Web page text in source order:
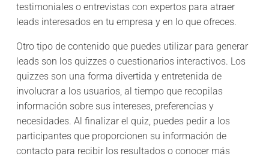
testimoniales o entrevistas con expertos para atraer
leads interesados en tu empresa y en lo que ofreces.
Otro tipo de contenido que puedes utilizar para generar
leads son los quizzes o cuestionarios interactivos. Los
quizzes son una forma divertida y entretenida de
involucrar a los usuarios, al tiempo que recopilas
información sobre sus intereses, preferencias y
necesidades. Al finalizar el quiz, puedes pedir a los
participantes que proporcionen su información de
contacto para recibir los resultados o conocer más